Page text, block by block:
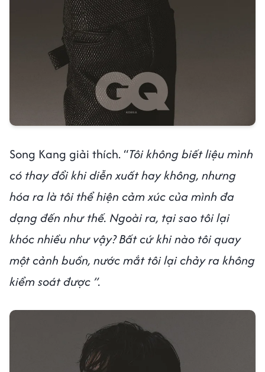
Song Kang giải thích. “Tôi không biết liệu mình
có thay đổi khi diễn xuất hay không, nhưng
hóa ra là tôi thể hiện cảm xúc của mình đa
dạng đến như thế. Ngoài ra, tại sao tôi lại
khóc nhiều như vậy? Bất cứ khi nào tôi quay
một cảnh buồn, nước mắt tôi lại chảy ra không
kiểm soát được ”.